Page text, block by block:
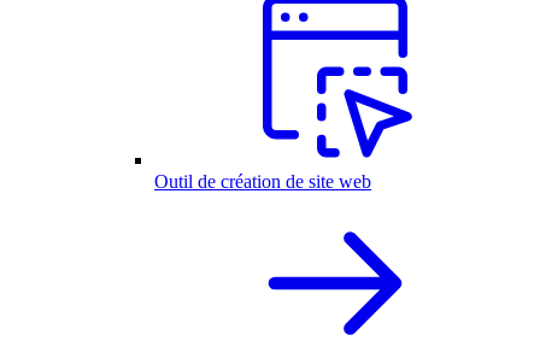
Outil de création de site web